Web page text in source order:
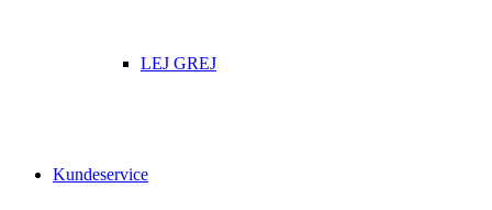
LEJ GREJ
Kundeservice